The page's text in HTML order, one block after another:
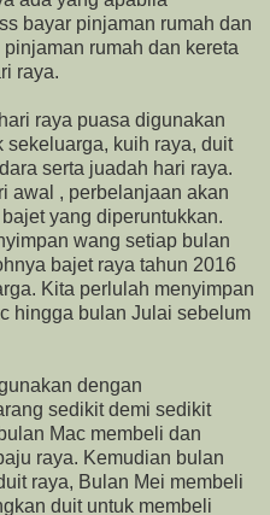
bayar pinjaman rumah dan
rumah dan kereta
raya.
raya puasa digunakan
sekeluarga, kuih raya, duit
serta juadah hari raya.
awal , perbelanjaan akan
yang diperuntukkan.
wang setiap bulan
bajet raya tahun 2016
Kita perlulah menyimpan
hingga bulan Julai sebelum
dengan
sedikit demi sedikit
Mac membeli dan
raya. Kemudian bulan
raya, Bulan Mei membeli
duit untuk membeli